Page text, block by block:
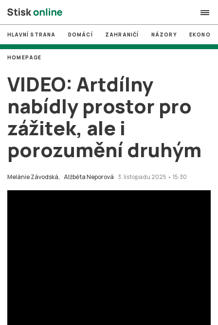
search
# MUNI
# Brno
# volby
login PŘIHLÁSIT SE
Zapomněli jste heslo?
Založit nový účet
HLAVNÍ STRANA DOMÁCÍ ZAHRANIČÍ NÁZORY
VIDEO: Artdílny
nabídly prostor pro
zážitek, ale i
porozumění druhým
Melánie Závodská, Alžběta Neporová 3. listopadu 2025 • 15:30
HOMEPAGE